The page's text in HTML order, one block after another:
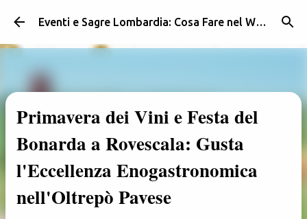
Passa ai contenuti principali Eventi e Sagre Lombardia: Cosa Fare nel Weekend | Weekendidea
Primavera dei Vini e Festa del
Bonarda a Rovescala: Gusta
l'Eccellenza Enogastronomica
nell'Oltrepò Pavese